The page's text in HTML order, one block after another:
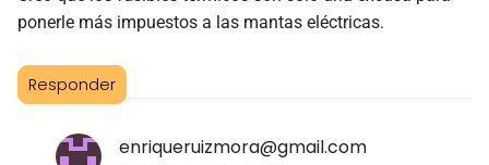
ponerle más impuestos a las mantas eléctricas.
Responder
enriqueruizmora@gmail.com